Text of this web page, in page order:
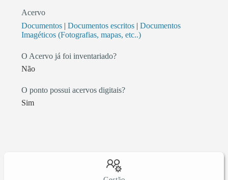
Acervo
Documentos | Documentos escritos | Documentos
Imagéticos (Fotografias, mapas, etc..)
O Acervo já foi inventariado?
Não
O ponto possui acervos digitais?
Sim